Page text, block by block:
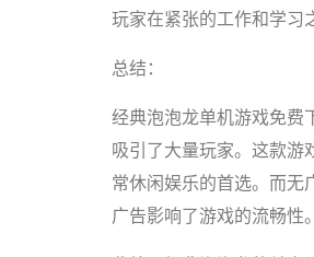
玩家在紧张的工作和学习
总结：
经典泡泡龙单机游戏免费
吸引了大量玩家。这款游
常休闲娱乐的首选。而无
广告影响了游戏的流畅性。